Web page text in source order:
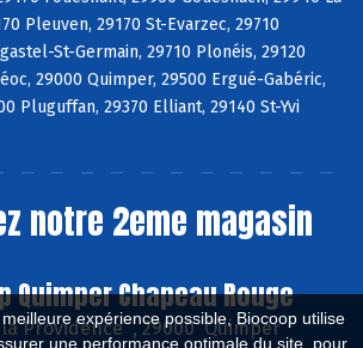
expérience possible, Biocoop utilise
une performance optimale du site, pour
Pleuven, 29170 St-Evarzec, 29710
St-Germain, 29710 Plonéis, 29120
29000 Quimper, 29500 Ergué-Gabéric,
Pluguffan, 29370 Elliant, 29140 St-Yvi
notre 2eme magasin
Quimper Chapeau Rouge
la Providence , 29000 Quimper